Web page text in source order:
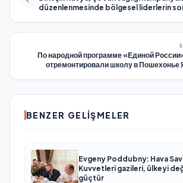
düzenlenmesinde bölgesel liderlerin
По народной программе «Единой
отремонтировали школу в Пошехонье
BENZER GELIŞMELER
Evgeny Poddubny: Hava
Kuvvetleri gazileri, ülkeyi
güçtür